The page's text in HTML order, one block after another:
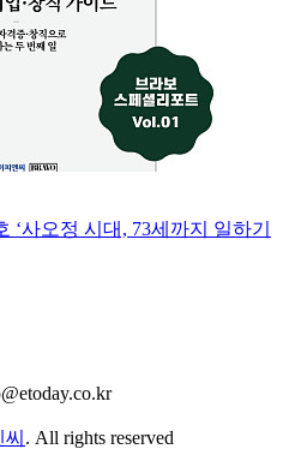
‘사오정 시대, 73세까지 일하기
. All rights reserved